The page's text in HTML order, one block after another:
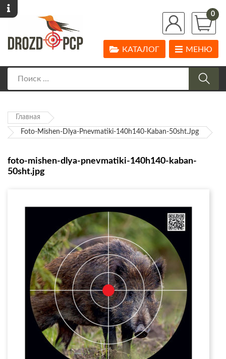
0
МЕНЮ
КАТАЛОГ
Главная
Foto-Mishen-Dlya-Pnevmatiki-140h140-Kaban-50sht.jpg
foto-mishen-dlya-pnevmatiki-140h140-kaban-
50sht.jpg